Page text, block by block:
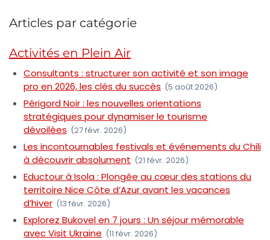
Articles par catégorie
Activités en Plein Air
Consultants : structurer son activité et son image
pro en 2026, les clés du succès (5 août 2026)
Périgord Noir : les nouvelles orientations
stratégiques pour dynamiser le tourisme
dévoilées (27 févr. 2026)
Les incontournables festivals et événements du Chili
à découvrir absolument (21 févr. 2026)
Eductour à Isola : Plongée au cœur des stations du
territoire Nice Côte d’Azur avant les vacances
d’hiver (13 févr. 2026)
Explorez Bukovel en 7 jours : Un séjour mémorable
avec Visit Ukraine (11 févr. 2026)